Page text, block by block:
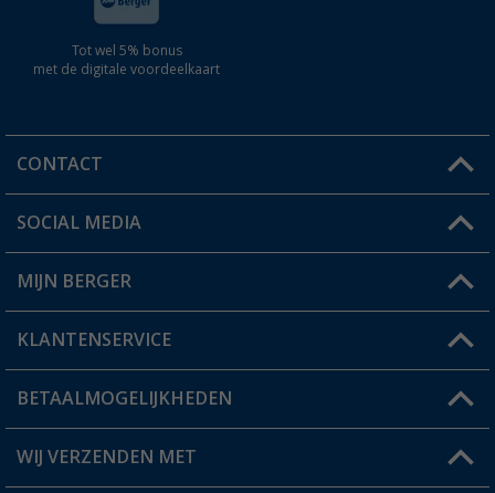
Tot wel 5% bonus
met de digitale voordeelkaart
CONTACT
Een vraag?
Winkel vinden
SOCIAL MEDIA
MIJN BERGER
Mijn account
Status bestelling
Verlanglijstje
KLANTENSERVICE
FAQ & Contact
Verzendinformatie
BETAALMOGELIJKHEDEN
WIJ VERZENDEN MET